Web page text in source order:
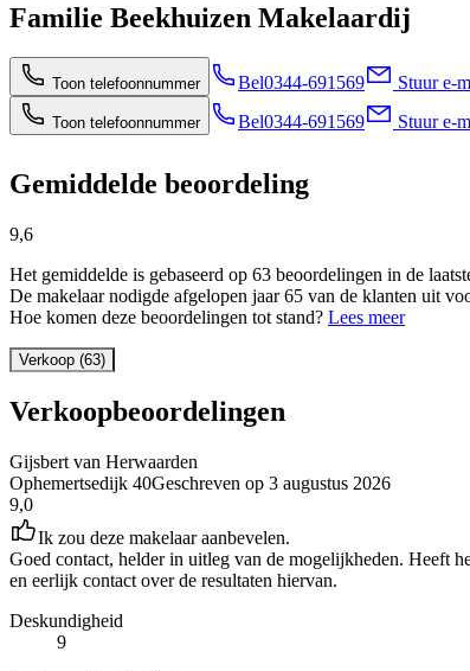
Familie Beekhuizen Makelaardij
Toon telefoonnummer Bel0344-691569 Stuur e-
Toon telefoonnummer Bel0344-691569 Stuur e-
Gemiddelde beoordeling
9,6
Het gemiddelde is gebaseerd op 63 beoordelingen in de
De makelaar nodigde afgelopen jaar 65 van de klanten uit
Hoe komen deze beoordelingen tot stand? Lees meer
Verkoop (63)
Verkoopbeoordelingen
Gijsbert van Herwaarden
Ophemertsedijk 40Geschreven op 3 augustus 2026
9,0
Ik zou deze makelaar aanbevelen.
Goed contact, helder in uitleg van de mogelijkheden. Heeft
en eerlijk contact over de resultaten hiervan.
Deskundigheid
9